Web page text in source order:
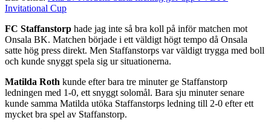
Invitational Cup
FC Staffanstorp hade jag inte så bra koll på inför matchen mot
Onsala BK. Matchen började i ett väldigt högt tempo då Onsala
satte hög press direkt. Men Staffanstorps var väldigt trygga med boll
och kunde snyggt spela sig ur situationerna.
Matilda Roth kunde efter bara tre minuter ge Staffanstorp
ledningen med 1-0, ett snyggt solomål. Bara sju minuter senare
kunde samma Matilda utöka Staffanstorps ledning till 2-0 efter ett
mycket bra spel av Staffanstorp.